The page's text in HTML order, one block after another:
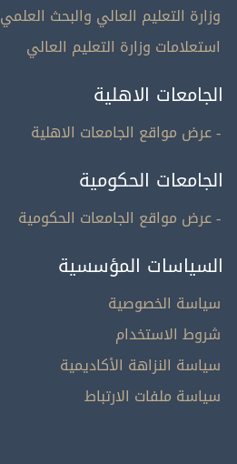
وزارة التعليم العالي والبحث العلمي
استعلامات وزارة التعليم العالي
الجامعات الاهلية
- عرض مواقع الجامعات الاهلية
الجامعات الحكومية
- عرض مواقع الجامعات الحكومية
السياسات المؤسسية
سياسة الخصوصية
شروط الاستخدام
سياسة النزاهة الأكاديمية
سياسة ملفات الارتباط